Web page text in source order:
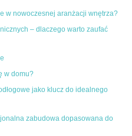
w nowoczesnej aranżacji wnętrza?
– dlaczego warto zaufać
w domu?
jako klucz do idealnego
zabudowa dopasowana do